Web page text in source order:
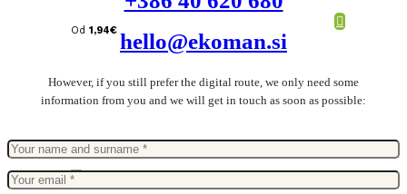
Od 1,94€ hello@ekoman.si
However, if you still prefer the digital route, we only need some
information from you and we will get in touch as soon as possible: